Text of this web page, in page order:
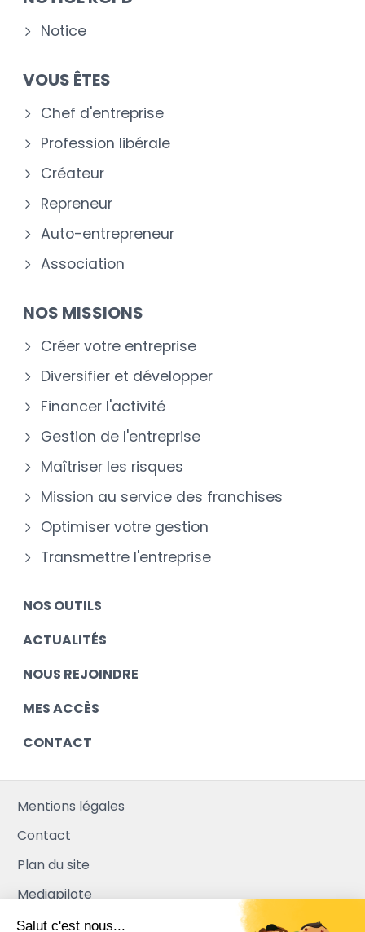
Notice
VOUS ÊTES
Chef d'entreprise
Profession libérale
Créateur
Repreneur
Auto-entrepreneur
Association
NOS MISSIONS
Créer votre entreprise
Diversifier et développer
Financer l'activité
Gestion de l'entreprise
Maîtriser les risques
Mission au service des franchises
Optimiser votre gestion
Transmettre l'entreprise
NOS OUTILS
ACTUALITÉS
NOUS REJOINDRE
MES ACCÈS
CONTACT
Mentions légales
Contact
Plan du site
Mediapilote
Salut c'est nous...